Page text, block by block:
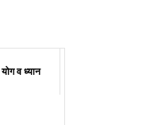
योग व ध्यान